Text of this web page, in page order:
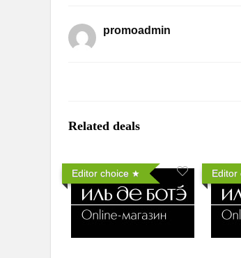
promoadmin
Related deals
Editor choice Editor